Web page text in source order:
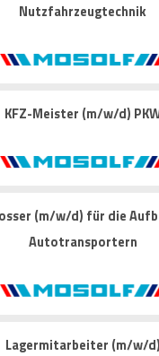
Nutzfahrzeugtechnik
KFZ-Meister (m/w/d)
(m/w/d) für die
Autotransportern
Lagermitarbeiter (m/w/d)